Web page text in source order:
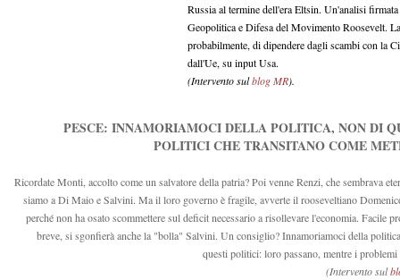
Russia al termine dell'era Eltsin. Un'analisi
Geopolitica e Difesa del Movimento Roosevelt.
probabilmente, di dipendere dagli scambi con la
dall'Ue, su input Usa.
(Intervento sulblog MR).
PESCE: INNAMORIAMOCI DELLA POLITICA, NON DI
POLITICI CHE TRANSITANO COME
Ricordate Monti, accolto come un salvatore della patria? Poi venne Renzi, che sembrava
siamo a Di Maio e Salvini. Ma il loro governo è fragile, avverte il rooseveltiano
perché non ha osato scommettere sul deficit necessario a risollevare l'economia. Facile
breve, si sgonfierà anche la "bolla" Salvini. Un consiglio? Innamoriamoci della
questi politici: loro passano, mentre i problemi
(Intervento sul